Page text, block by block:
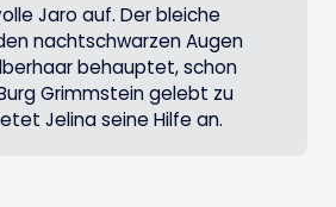
Jaro auf. Der bleiche
nachtschwarzen Augen
behauptet, schon
Grimmstein gelebt zu
Jelina seine Hilfe an.